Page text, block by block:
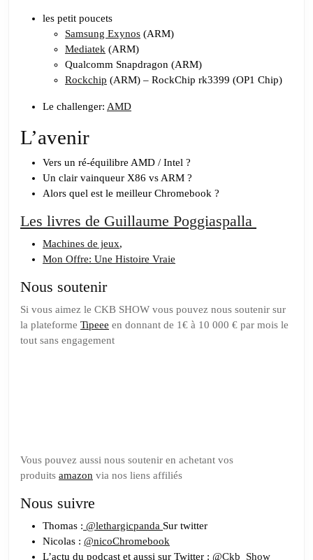
les petit poucets
Samsung Exynos (ARM)
Mediatek (ARM)
Qualcomm Snapdragon (ARM)
Rockchip (ARM) – RockChip rk3399 (OP1 Chip)
Le challenger: AMD
L’avenir
Vers un ré-équilibre AMD / Intel ?
Un clair vainqueur X86 vs ARM ?
Alors quel est le meilleur Chromebook ?
Les livres de Guillaume Poggiaspalla
Machines de jeux,
Mon Offre: Une Histoire Vraie
Nous soutenir
Si vous aimez le CKB SHOW vous pouvez nous soutenir sur
la plateforme Tipeee en donnant de 1€ à 10 000 € par mois le
tout sans engagement
Vous pouvez aussi nous soutenir en achetant vos
produits amazon via nos liens affiliés
Nous suivre
Thomas : @lethargicpanda Sur twitter
Nicolas : @nicoChromebook
L’actu du podcast et aussi sur Twitter : @Ckb_Show